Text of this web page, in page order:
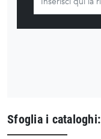
Sfoglia i cataloghi: